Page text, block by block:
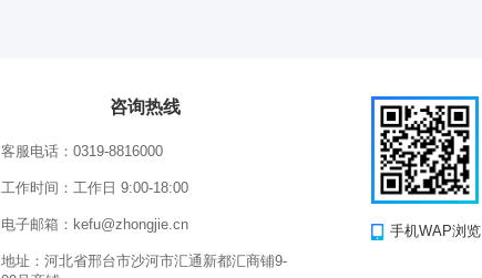
咨询热线
客服电话：0319-8816000
工作时间：工作日 9:00-18:00
电子邮箱： kefu@zhongjie.cn
地址：河北省邢台市沙河市汇通新都汇商铺9-
手机WAP浏览